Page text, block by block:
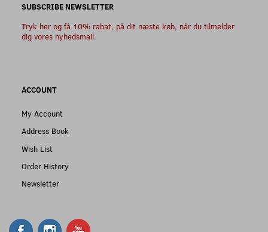
SUBSCRIBE NEWSLETTER
Tryk her og få 10% rabat, på dit næste køb, når du tilmelder
dig vores nyhedsmail.
ACCOUNT
My Account
Address Book
Wish List
Order History
Newsletter